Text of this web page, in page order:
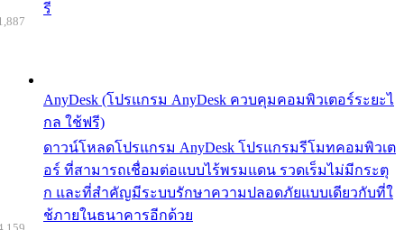
รี
AnyDesk (โปรแกรม AnyDesk ควบคุมคอมพิวเตอร์ระยะไ
กล ใช้ฟรี)
ดาวน์โหลดโปรแกรม AnyDesk โปรแกรมรีโมทคอมพิวเต
อร์ ที่สามารถเชื่อมต่อแบบไร้พรมแดน รวดเร็มไม่มีกระตุ
ก และที่สำคัญมีระบบรักษาความปลอดภัยแบบเดียวกับที่ใ
ช้ภายในธนาคารอีกด้วย